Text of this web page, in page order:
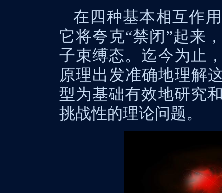
在四种基本相互作
它将夸克“禁闭”起来
子束缚态。迄今为止
原理出发准确地理解
型为基础有效地研究
挑战性的理论问题。